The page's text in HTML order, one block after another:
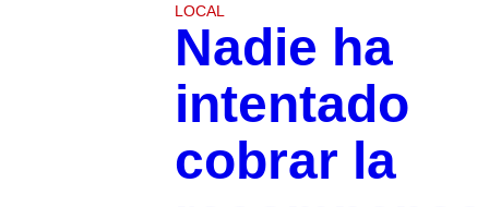
LOCAL
Nadie ha
intentado
cobrar la